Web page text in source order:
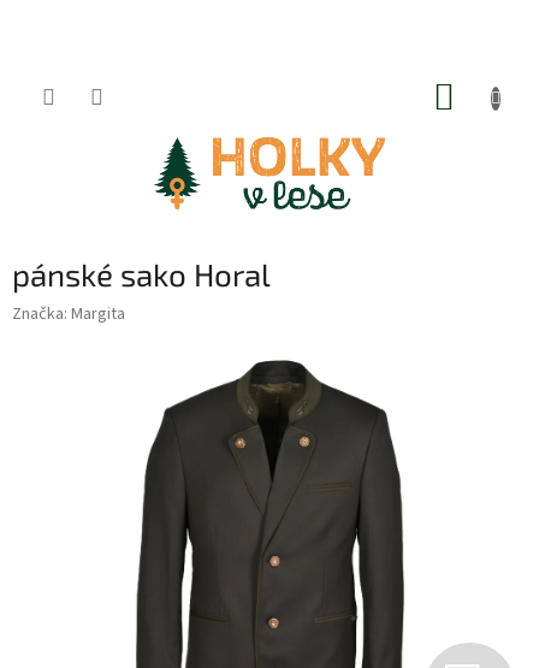
pánské sako Horal
Značka: Margita